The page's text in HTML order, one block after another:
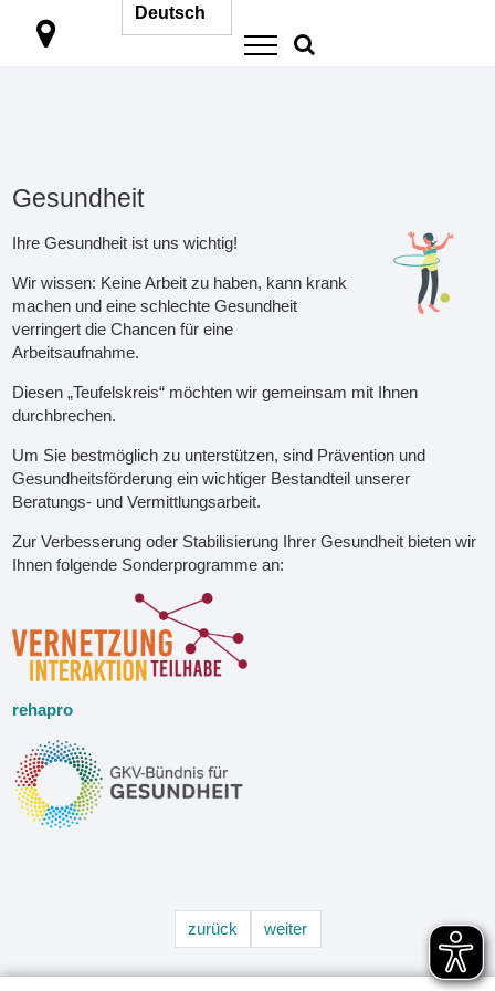

Gesundheit
Ihre Gesundheit ist uns wichtig!
Wir wissen: Keine Arbeit zu haben, kann krank
machen und eine schlechte Gesundheit
verringert die Chancen für eine
Arbeitsaufnahme.
Diesen „Teufelskreis“ möchten wir gemeinsam mit Ihnen
durchbrechen.
Um Sie bestmöglich zu unterstützen, sind Prävention und
Gesundheitsförderung ein wichtiger Bestandteil unserer
Beratungs- und Vermittlungsarbeit.
Zur Verbesserung oder Stabilisierung Ihrer Gesundheit bieten wir
Ihnen folgende Sonderprogramme an:
rehapro
zurück weiter